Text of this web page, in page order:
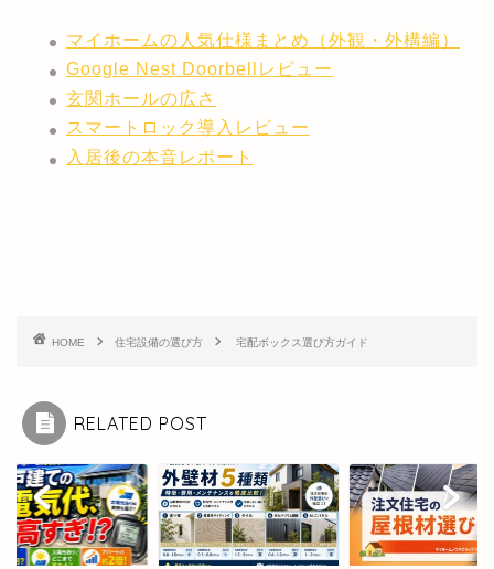
マイホームの人気仕様まとめ（外観・外構編）
Google Nest Doorbellレビュー
玄関ホールの広さ
スマートロック導入レビュー
入居後の本音レポート
HOME 住宅設備の選び方 宅配ボックス選び方ガイド
RELATED POST